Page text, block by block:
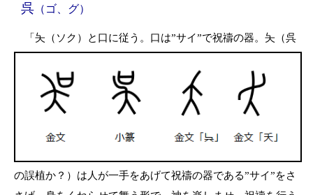
呉 （ゴ、グ）
「夨（ソク）と口に従う。口は”サイ”で祝禱の器。夨（呉
の誤植か？）は人が一手をあげて祝禱の器である”サイ”をさ